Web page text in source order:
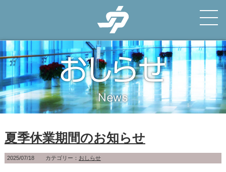
おしらせ
News
夏季休業期間のお知らせ
2025/07/18 カテゴリー： おしらせ